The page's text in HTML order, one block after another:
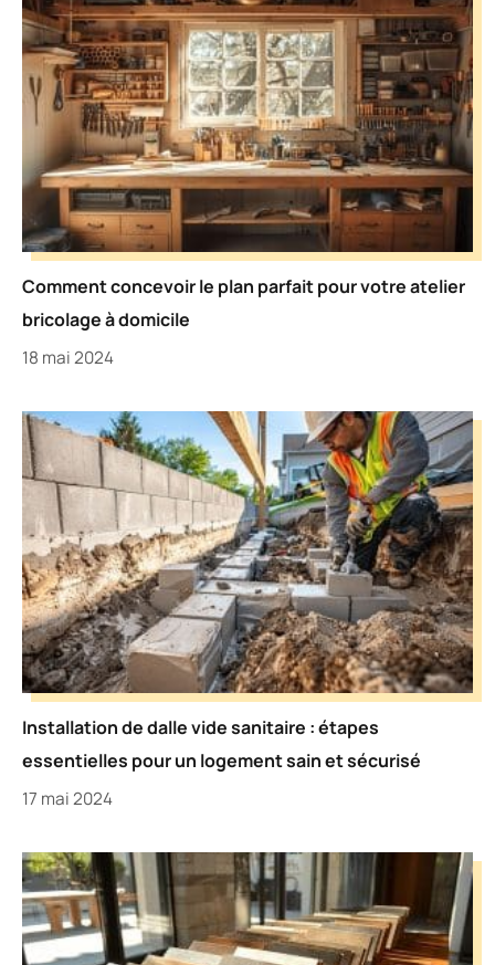
Comment concevoir le plan parfait pour votre atelier
bricolage à domicile
18 mai 2024
Installation de dalle vide sanitaire : étapes
essentielles pour un logement sain et sécurisé
17 mai 2024